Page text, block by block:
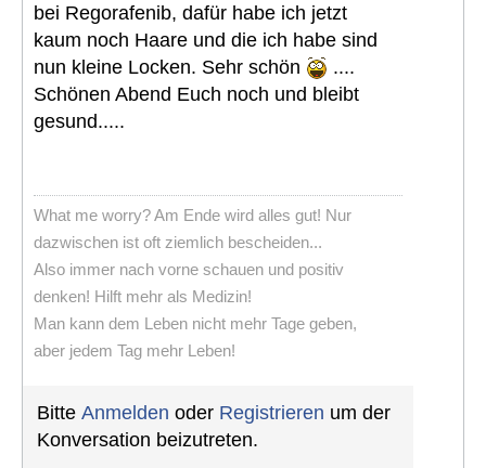
bei Regorafenib, dafür habe ich jetzt
kaum noch Haare und die ich habe sind
nun kleine Locken. Sehr schön
....
Schönen Abend Euch noch und bleibt
gesund.....
What me worry? Am Ende wird alles gut! Nur
dazwischen ist oft ziemlich bescheiden...
Also immer nach vorne schauen und positiv
denken! Hilft mehr als Medizin!
Man kann dem Leben nicht mehr Tage geben,
aber jedem Tag mehr Leben!
Bitte Anmelden oder Registrieren um der
Konversation beizutreten.